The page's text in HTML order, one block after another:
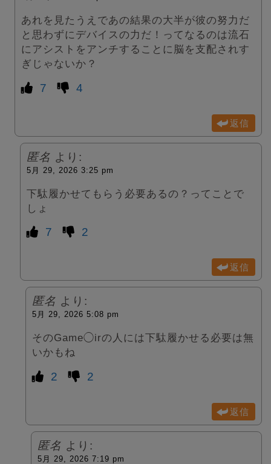
あれを見たうえであの結果の大半が彼の努力だ
と思わずにデバイスの力だ！ってなるのは流石
にアシストをアンチすることに脳を支配されす
ぎじゃないか？
7 4
返信
匿名 より:
5月 29, 2026 3:25 pm
下駄履かせてもらう必要あるの？ってことで
しょ
7 2
返信
匿名 より:
5月 29, 2026 5:08 pm
そのGame◯irの人には下駄履かせる必要は無
いかもね
2 2
返信
匿名 より:
5月 29, 2026 7:19 pm